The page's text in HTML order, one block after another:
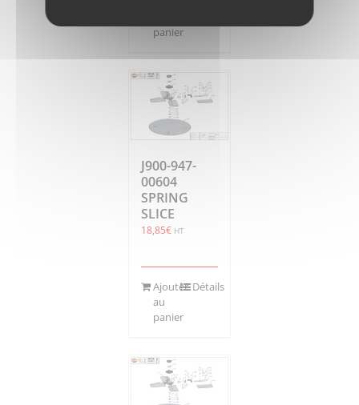
panier
J900-947-
00604
SPRING
SLICE
18,85€ HT
Ajouter
au
panier
Détails